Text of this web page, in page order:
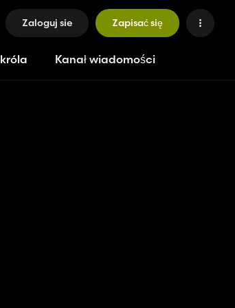
Zaloguj sie Zapisać się
Kanał wiadomości